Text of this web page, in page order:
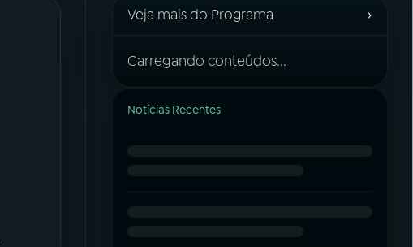
Veja mais do Programa ›
Carregando conteúdos...
Notícias Recentes